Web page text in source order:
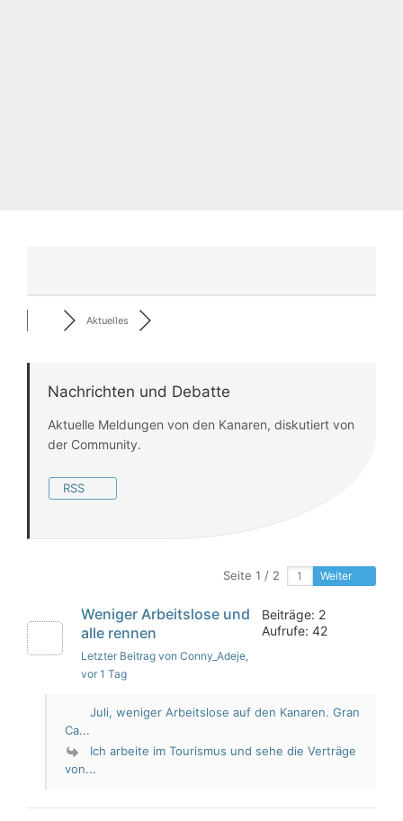
Aktuelles
Nachrichten und Debatte
Aktuelle Meldungen von den Kanaren, diskutiert von
der Community.
RSS
Seite 1 / 2 Weiter
Weniger Arbeitslose und
alle rennen
Letzter Beitrag von Conny_Adeje,
vor 1 Tag
Beiträge: 2
Aufrufe: 42
Juli, weniger Arbeitslose auf den Kanaren. Gran
Ca...
Ich arbeite im Tourismus und sehe die Verträge
von...